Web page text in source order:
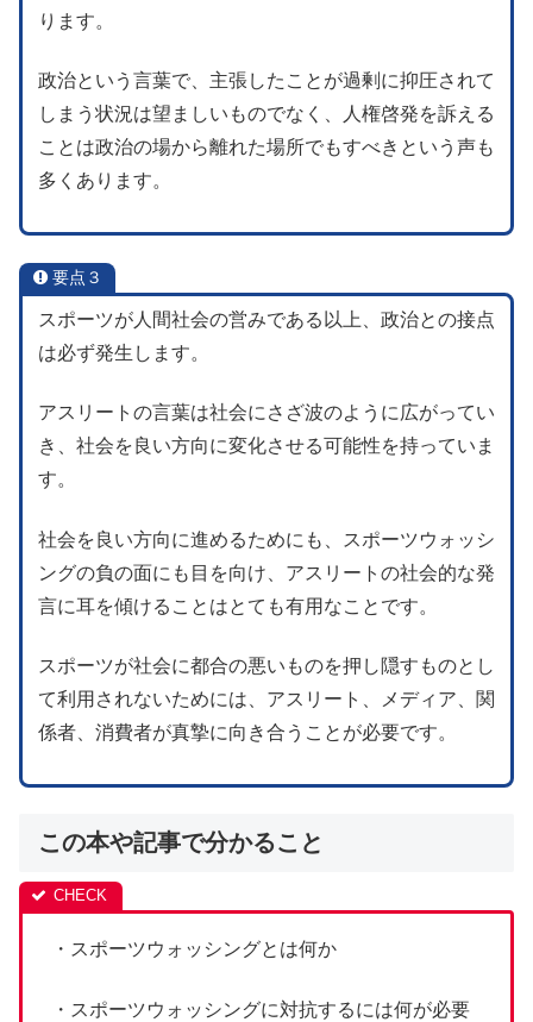
ります。
政治という言葉で、主張したことが過剰に抑圧されて
しまう状況は望ましいものでなく、人権啓発を訴える
ことは政治の場から離れた場所でもすべきという声も
多くあります。
要点３
スポーツが人間社会の営みである以上、政治との接点
は必ず発生します。
アスリートの言葉は社会にさざ波のように広がってい
き、社会を良い方向に変化させる可能性を持っていま
す。
社会を良い方向に進めるためにも、スポーツウォッシ
ングの負の面にも目を向け、アスリートの社会的な発
言に耳を傾けることはとても有用なことです。
スポーツが社会に都合の悪いものを押し隠すものとし
て利用されないためには、アスリート、メディア、関
係者、消費者が真摯に向き合うことが必要です。
この本や記事で分かること
・スポーツウォッシングとは何か
・スポーツウォッシングに対抗するには何が必要